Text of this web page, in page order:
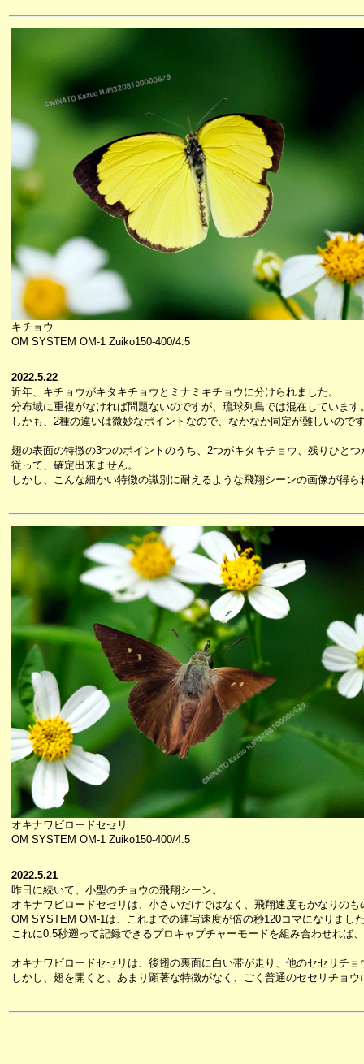
キチョウ
OM SYSTEM OM-1 Zuiko150-400/4.5
2022.5.22
近年、キチョウがキタキチョウとミナミキチョウに分けられました。
分布域に重複がなければ問題ないのですが、琉球列島では混在しています
しかも、2種の違いは微妙なポイントなので、なかなか同定が難しいので
翅の表面の特徴の3つのポイントのうち、2つがキタキチョウ、残りひと
従って、確定出来ません。
しかし、こんな細かい特徴の識別に耐えるような飛翔シーンの画像が得
オキナワビロードセセリ
OM SYSTEM OM-1 Zuiko150-400/4.5
2022.5.21
昨日に続いて、小型のチョウの飛翔シーン。
オキナワビロードセセリは、小さいだけではなく、飛翔速度もかなりのも
OM SYSTEM OM-1は、これまでの連写速度が倍の秒120コマになりまし
これに0.5秒遡って記録できるプロキャプチャーモードを組み合わせれば
オキナワビロードセセリは、後翅の裏面に白い帯が走り、他のセセリチ
しかし、翅を開くと、あまり顕著な特徴がなく、ごく普通のセセリチョウ